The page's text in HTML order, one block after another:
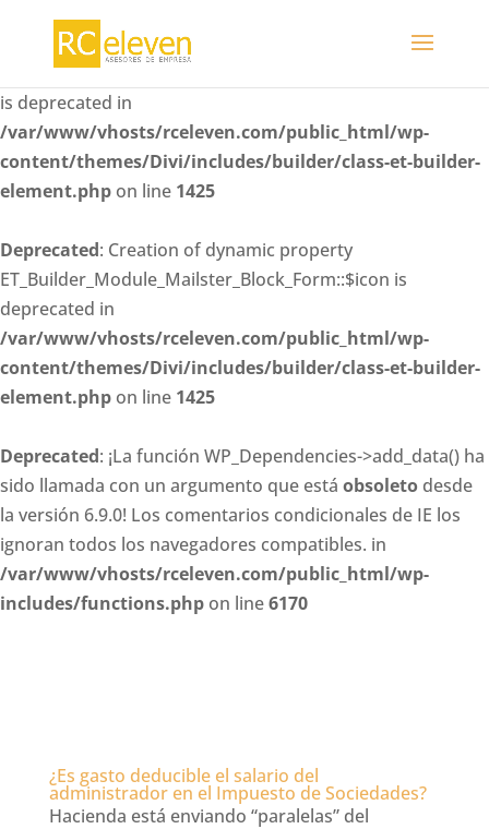
Deprecated : Creation of dynamic property
is deprecated in
/var/www/vhosts/rceleven.com/public_html/wp-
content/themes/Divi/includes/builder/class-et-builder-
element.php on line 1425
Deprecated: Creation of dynamic property
ET_Builder_Module_Mailster_Block_Form::$icon is
deprecated in
/var/www/vhosts/rceleven.com/public_html/wp-
content/themes/Divi/includes/builder/class-et-builder-
element.php on line 1425
Deprecated: ¡La función WP_Dependencies->add_data() ha
sido llamada con un argumento que está obsoleto desde
la versión 6.9.0! Los comentarios condicionales de IE los
ignoran todos los navegadores compatibles. in
/var/www/vhosts/rceleven.com/public_html/wp-
includes/functions.php on line6170
¿Es gasto deducible el salario del
administrador en el Impuesto de Sociedades?
Hacienda está enviando “paralelas” del